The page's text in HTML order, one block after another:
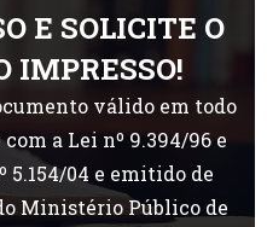
E SOLICITE O
IMPRESSO!
válido em todo
a Lei nº 9.394/96 e
5.154/04 e emitido de
Ministério Público de